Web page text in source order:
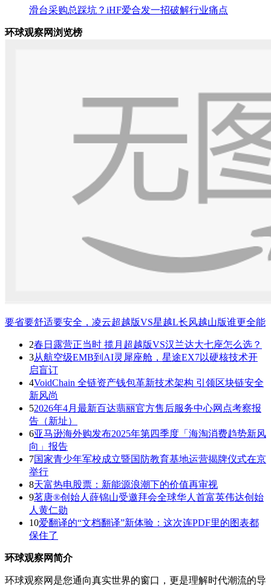
滑台采购总踩坑？iHF爱合发一招破解行业痛点
环球观察网浏览榜
要省要舒适要安全，凌云超越版VS星越L长风越山版谁更全能
2春日露营正当时 揽月超越版VS汉兰达大七座怎么选？
3从航空级EMB到AI灵犀座舱，星途EX7以硬核技术开
启盲订
4VoidChain 全链资产钱包革新技术架构 引领区块链安全
新风尚
52026年4月最新百达翡丽官方售后服务中心网点考察报
告（新址）
6亚马逊海外购发布2025年第四季度「海淘消费趋势新风
向」报告
7国家青少年军校成立暨国防教育基地运营揭牌仪式在京
举行
8天富热电股票：新能源浪潮下的价值再审视
9茗唐®创始人薛锦山受邀拜会全球华人首富英伟达创始
人黄仁勋
10爱翻译的“文档翻译”新体验：这次连PDF里的图表都
保住了
环球观察网简介
环球观察网是您通向真实世界的窗口，更是理解时代潮流的导